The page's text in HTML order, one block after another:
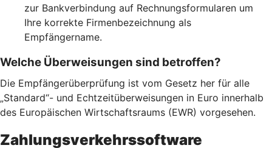
zur Bankverbindung auf Rechnungsformularen um
Ihre korrekte Firmenbezeichnung als
Empfängername.
Welche Überweisungen sind betroffen?
Die Empfängerüberprüfung ist vom Gesetz her für alle
„Standard“- und Echtzeitüberweisungen in Euro innerhalb
des Europäischen Wirtschaftsraums (EWR) vorgesehen.
Zahlungsverkehrssoftware